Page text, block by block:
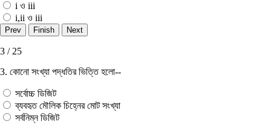
i ও iii
i,ii ও iii
3 / 25
3. কোনাে সংখ্যা পদ্ধতির ভিত্তি হলাে--
সর্বোচ্চ ডিজিট
ব্যবহৃত মৌলিক চিহ্নের মােট সংখ্যা
সর্বনিম্ন ডিজিট